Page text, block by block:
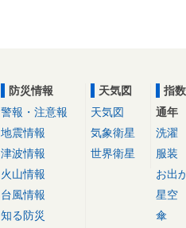
防災情報
警報・注意報
地震情報
津波情報
火山情報
台風情報
知る防災
天気図
天気図
気象衛星
世界衛星
指
通年
洗濯
服装
お出
星空
傘